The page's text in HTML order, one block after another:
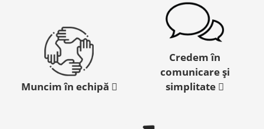
Muncim în echipă
Credem în
comunicare și
simplitate